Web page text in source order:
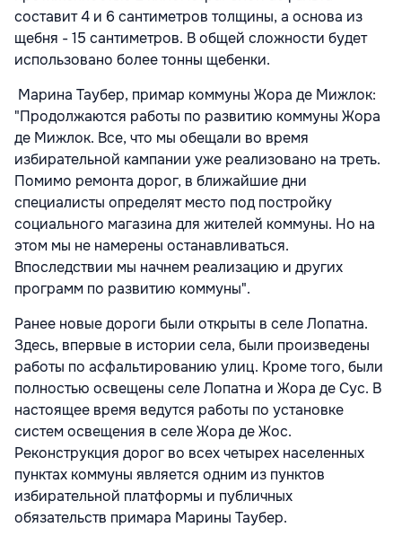
составит 4 и 6 сантиметров толщины, а основа из
щебня - 15 сантиметров. В общей сложности будет
использовано более тонны щебенки.
Марина Таубер, примар коммуны Жора де Мижлок:
"Продолжаются работы по развитию коммуны Жора
де Мижлок. Все, что мы обещали во время
избирательной кампании уже реализовано на треть.
Помимо ремонта дорог, в ближайшие дни
специалисты определят место под постройку
социального магазина для жителей коммуны. Но на
этом мы не намерены останавливаться.
Впоследствии мы начнем реализацию и других
программ по развитию коммуны".
Ранее новые дороги были открыты в селе Лопатна.
Здесь, впервые в истории села, были произведены
работы по асфальтированию улиц. Кроме того, были
полностью освещены селе Лопатна и Жора де Сус. В
настоящее время ведутся работы по установке
систем освещения в селе Жора де Жос.
Реконструкция дорог во всех четырех населенных
пунктах коммуны является одним из пунктов
избирательной платформы и публичных
обязательств примара Марины Таубер.